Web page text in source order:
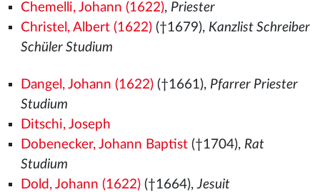
Chemelli, Johann (1622), Priester
Christel, Albert (1622)(†1679), Kanzlist Schreiber
Schüler Studium
Dangel, Johann (1622)(†1661), Pfarrer Priester
Studium
Ditschi, Joseph
Dobenecker, Johann Baptist(†1704), Rat
Studium
Dold, Johann (1622)(†1664),Jesuit